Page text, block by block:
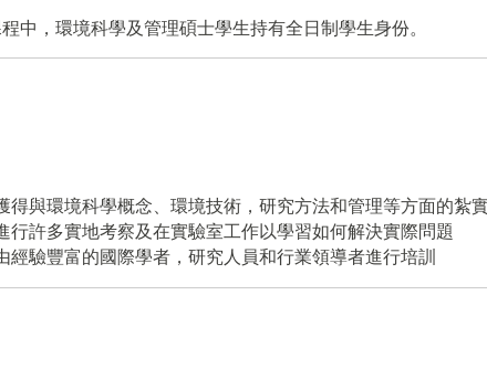
程中，環境科學及管理碩士學生持有全日制學生身份。
得與環境科學概念、環境技術，研究方法和管理等方面的紮
行許多實地考察及在實驗室工作以學習如何解決實際問題
經驗豐富的國際學者，研究人員和行業領導者進行培訓